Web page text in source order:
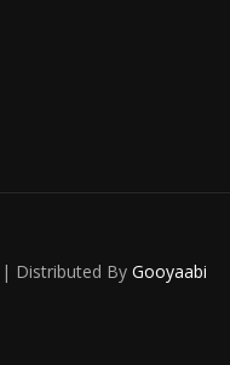
| Distributed ByGooyaabi